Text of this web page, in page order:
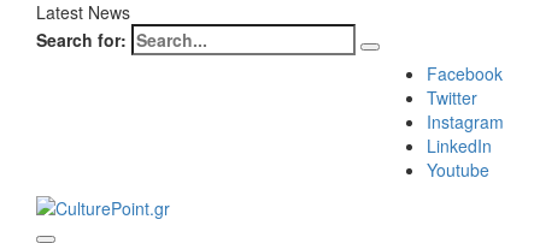
Latest News
Search for:
Facebook
Twitter
Instagram
LinkedIn
Youtube